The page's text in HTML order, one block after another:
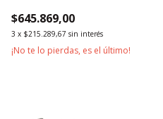
$645.869,00
3 x $215.289,67 sin interés
¡No te lo pierdas, es el último!